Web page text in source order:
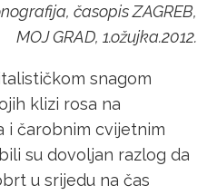
časopis ZAGREB,
MOJ GRAD, 1.ožujka.2012.
snagom
klizi rosa na
i čarobnim cvijetnim
su dovoljan razlog da
u srijedu na čas